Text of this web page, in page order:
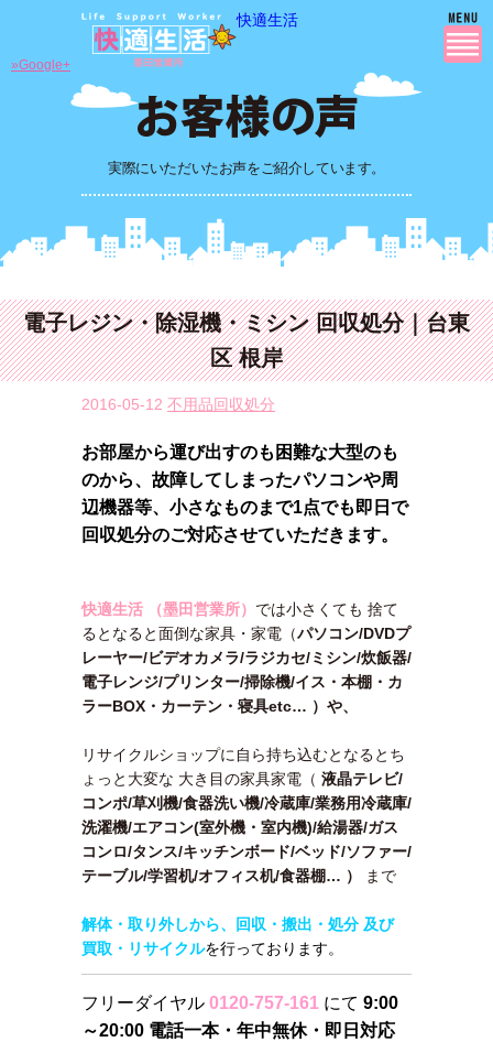
快適生活
実際にいただいたお声をご紹介しています。
»Google+
電子レジン・除湿機・ミシン 回収処分｜台東
区 根岸
2016-05-12 不用品回収処分
お部屋から運び出すのも困難な大型のも
のから、故障してしまったパソコンや周
辺機器等、小さなものまで1点でも即日で
回収処分のご対応させていただきます。
快適生活 （墨田営業所） では小さくても 捨て
るとなると面倒な家具・家電（パソコン/DVDプ
レーヤー/ビデオカメラ/ラジカセ/ミシン/炊飯器/
電子レンジ/プリンター/掃除機/イス・本棚・カ
ラーBOX・カーテン・寝具etc… ）や、
リサイクルショップに自ら持ち込むとなるとち
ょっと大変な 大き目の家具家電（ 液晶テレビ/
コンポ/草刈機/食器洗い機/冷蔵庫/業務用冷蔵庫/
洗濯機/エアコン(室外機・室内機)/給湯器/ガス
コンロ/タンス/キッチンボード/ベッド/ソファー/
テーブル/学習机/オフィス机/食器棚… ） まで
解体・取り外しから、回収・搬出・処分 及び
買取・リサイクルを行っております。
フリーダイヤル 0120-757-161 にて 9:00
～20:00 電話一本・年中無休・即日対応